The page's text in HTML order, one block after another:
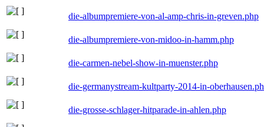
die-albumpremiere-von-al-amp-chris-in-greven.php
die-albumpremiere-von-midoo-in-hamm.php
die-carmen-nebel-show-in-muenster.php
die-germanystream-kultparty-2014-in-
die-grosse-schlager-hitparade-in-ahlen.php